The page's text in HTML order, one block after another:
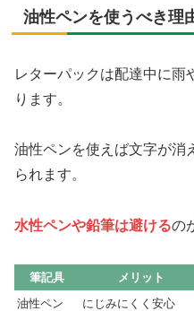
油性ペンを使うべき理
レターパックは配達中に雨
ります。
油性ペンを使えば文字が消
られます。
水性ペンや鉛筆は避けるの
筆記具 メリット
油性ペン
にじみにくく安心